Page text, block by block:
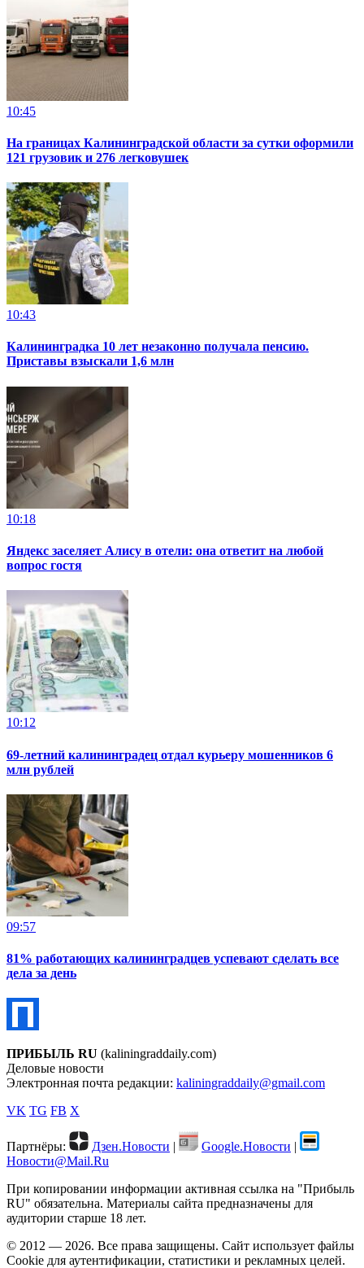
10:45
На границах Калининградской области за сутки оформили
121 грузовик и 276 легковушек
10:43
Калининградка 10 лет незаконно получала пенсию.
Приставы взыскали 1,6 млн
10:18
Яндекс заселяет Алису в отели: она ответит на любой
вопрос гостя
10:12
69-летний калининградец отдал курьеру мошенников 6
млн рублей
09:57
81% работающих калининградцев успевают сделать все
дела за день
ПРИБЫЛЬ RU (kaliningraddaily.com)
Деловые новости
Электронная почта редакции: kaliningraddaily@gmail.com
VK TG FB X
Партнёры: Дзен.Новости | Google.Новости |
Новости@Mail.Ru
При копировании информации активная ссылка на "Прибыль
RU" обязательна. Материалы сайта предназначены для
аудитории старше 18 лет.
© 2012 — 2026. Все права защищены. Сайт использует файлы
Cookie для аутентификации, статистики и рекламных целей.